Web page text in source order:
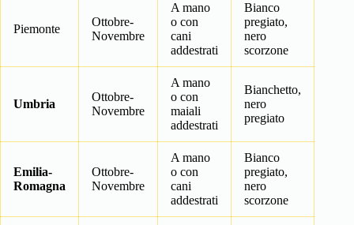
Piemonte
Ottobre-
Novembre
A mano
o con
cani
addestrati
Bianco
pregiato,
nero
scorzone
Umbria
Ottobre-
Novembre
A mano
o con
maiali
addestrati
Bianchetto,
nero
pregiato
Emilia-
Romagna
Ottobre-
Novembre
A mano
o con
cani
addestrati
Bianco
pregiato,
nero
scorzone